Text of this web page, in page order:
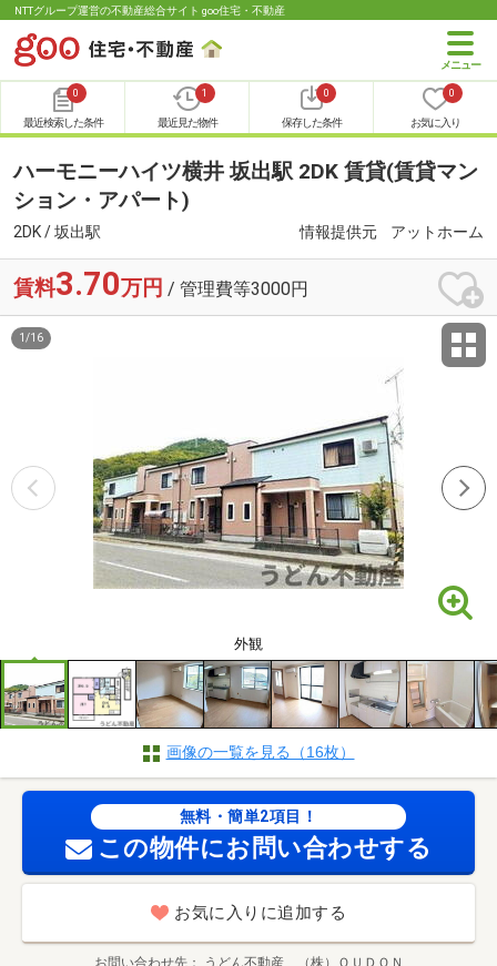
NTTグループ運営の不動産総合サイト goo住宅・不動産
0
最近検索した条件
1
最近見た物件
0
保存した条件
0
お気に入り
ハーモニーハイツ横井 坂出駅 2DK 賃貸(賃貸マン
ション・アパート)
2DK / 坂出駅 情報提供元 アットホーム
賃料3.70万円 / 管理費等3000円
外観
1 /16
画像の一覧を見る（16枚）
無料・簡単2項目！
この物件にお問い合わせする
お気に入りに追加する
お問い合わせ先 うどん不動産 （株）ＯＵＤＯＮ